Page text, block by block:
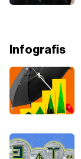
Infografis